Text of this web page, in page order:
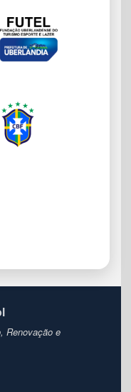
Renovação e